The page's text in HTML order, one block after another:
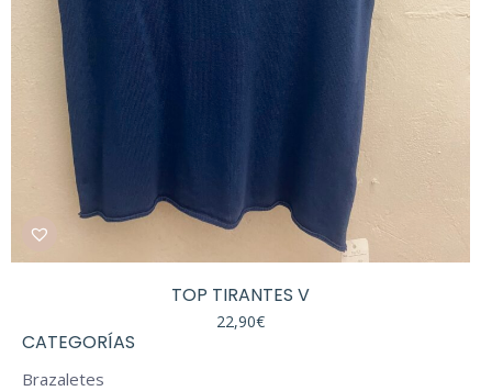
CATEGORÍAS
Brazaletes
TOP TIRANTES V
22,90€